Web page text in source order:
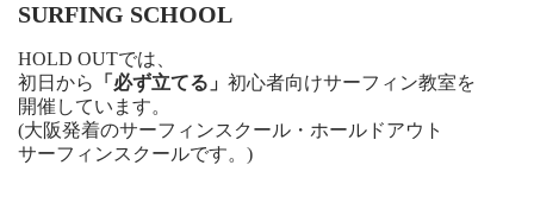
SURFING SCHOOL
HOLD OUTでは、
初日から
「必ず立てる」 初心者向けサーフィン教室を
開催しています。
(大阪発着のサーフィンスクール・ホールドアウト
サーフィンスクールです。)